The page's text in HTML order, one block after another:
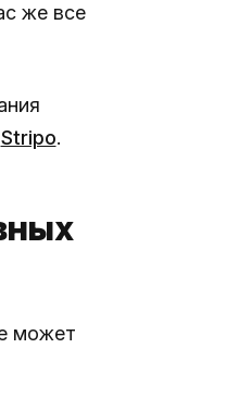
же все
Stripo.
может